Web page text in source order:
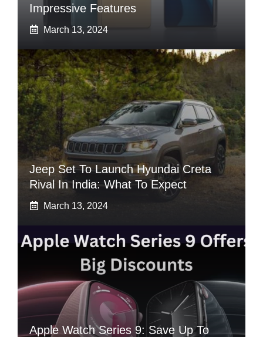
Impressive Features
March 13, 2024
Jeep Set To Launch Hyundai Creta
Rival In India: What To Expect
March 13, 2024
Apple Watch Series 9: Save Up To